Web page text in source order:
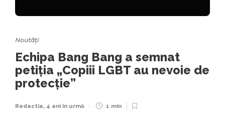
Noutăți
Echipa Bang Bang a semnat
petiția „Copiii LGBT au nevoie de
protecție”
Redactia, 4 ani în urmă 1 min